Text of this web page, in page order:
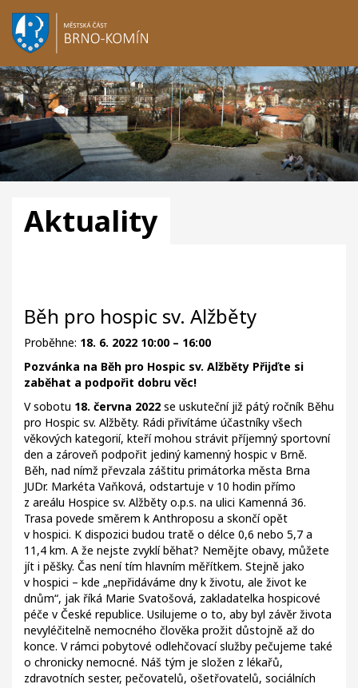
Aktuality
Běh pro hospic sv. Alžběty
Proběhne: 18. 6. 2022 10:00 – 16:00
Pozvánka na Běh pro Hospic sv. Alžběty Přijďte si
zaběhat a podpořit dobru věc!
V sobotu 18. června 2022 se uskuteční již pátý ročník Běhu
pro Hospic sv. Alžběty. Rádi přivítáme účastníky všech
věkových kategorií, kteří mohou strávit příjemný sportovní
den a zároveň podpořit jediný kamenný hospic v Brně.
Běh, nad nímž převzala záštitu primátorka města Brna
JUDr. Markéta Vaňková, odstartuje v 10 hodin přímo
z areálu Hospice sv. Alžběty o.p.s. na ulici Kamenná 36.
Trasa povede směrem k Anthroposu a skončí opět
v hospici. K dispozici budou tratě o délce 0,6 nebo 5,7 a
11,4 km. A že nejste zvyklí běhat? Nemějte obavy, můžete
jít i pěšky. Čas není tím hlavním měřítkem. Stejně jako
v hospici – kde „nepřidáváme dny k životu, ale život ke
dnům“, jak říká Marie Svatošová, zakladatelka hospicové
péče v České republice. Usilujeme o to, aby byl závěr života
nevyléčitelně nemocného člověka prožit důstojně až do
konce. V rámci pobytové odlehčovací služby pečujeme také
o chronicky nemocné. Náš tým je složen z lékařů,
zdravotních sester, pečovatelů, ošetřovatelů, sociálních